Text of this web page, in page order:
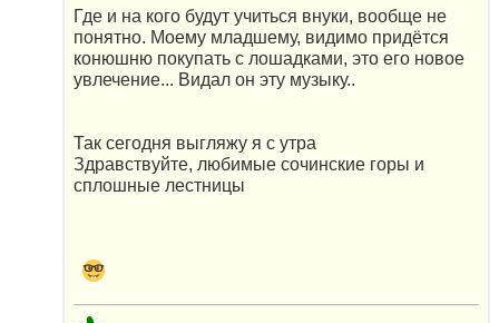
Где и на кого будут учиться внуки, вообще не
понятно. Моему младшему, видимо придётся
конюшню покупать с лошадками, это его новое
увлечение... Видал он эту музыку..
Так сегодня выгляжу я с утра
Здравствуйте, любимые сочинские горы и
сплошные лестницы